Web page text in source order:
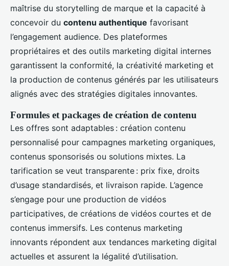
maîtrise du storytelling de marque et la capacité à
concevoir du contenu authentique favorisant
l’engagement audience. Des plateformes
propriétaires et des outils marketing digital internes
garantissent la conformité, la créativité marketing et
la production de contenus générés par les utilisateurs
alignés avec des stratégies digitales innovantes.
Formules et packages de création de contenu
Les offres sont adaptables : création contenu
personnalisé pour campagnes marketing organiques,
contenus sponsorisés ou solutions mixtes. La
tarification se veut transparente : prix fixe, droits
d’usage standardisés, et livraison rapide. L’agence
s’engage pour une production de vidéos
participatives, de créations de vidéos courtes et de
contenus immersifs. Les contenus marketing
innovants répondent aux tendances marketing digital
actuelles et assurent la légalité d’utilisation.